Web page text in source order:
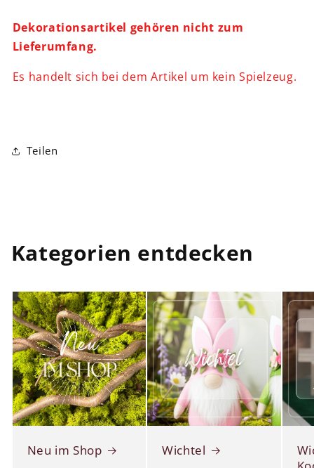
Dekorationsartikel gehören nicht zum
Lieferumfang.
Es handelt sich bei dem Artikel um kein Spielzeug.
Teilen
Kategorien entdecken
Neu im Shop Wichtel